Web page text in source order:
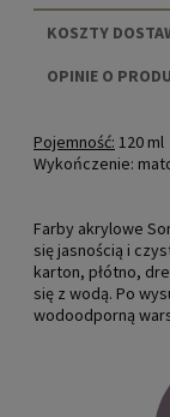
KOSZTY
CENA NIE
OPINIE O
Pojemność: 120 ml
Wykończenie:
Farby akrylowe
się jasnością i
karton, płótno,
się z wodą. Po
wodoodporną